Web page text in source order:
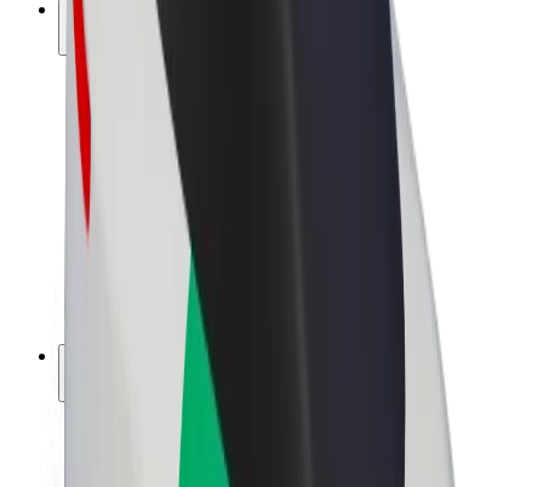
Tjen med Bolt
Sjåfører
Sjåførinntekter
Leveringsbud
Inntekter for leveringsbud
Bolt Food-partnere
Franchiser